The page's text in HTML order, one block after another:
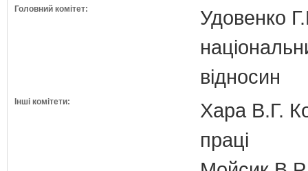
Головний комітет:
Удовенко
відносин
Інші комітети:
Хара В.Г.
праці